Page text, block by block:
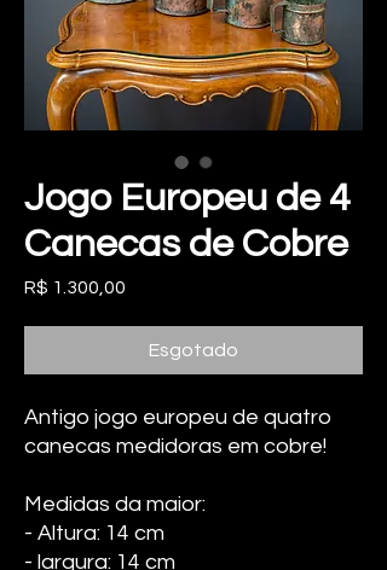
Jogo Europeu de 4
Canecas de Cobre
R$ 1.300,00
Esgotado
Antigo jogo europeu de quatro
canecas medidoras em cobre!
Medidas da maior:
- Altura: 14 cm
- largura: 14 cm